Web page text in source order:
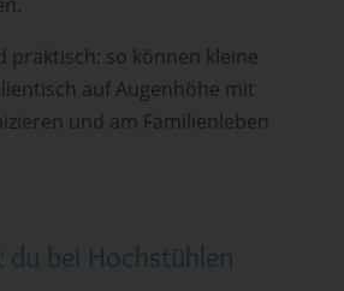
praktisch: so können kleine
auf Augenhöhe mit
und am Familienleben
bei Hochstühlen